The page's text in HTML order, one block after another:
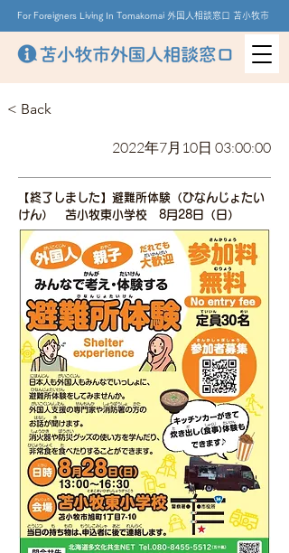
For Foreigners Living In Tomakomai 外国人相談窓口 苫小牧市
< Back
2022年7月10日 03:00:00
【終了しました】避難所体験（ひなんじょたい
けん） 苫小牧東小学校 8月28日（日）